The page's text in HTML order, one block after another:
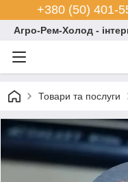
+380 (50) 401-
Агро-Рем-Холод -
Товари та послуги